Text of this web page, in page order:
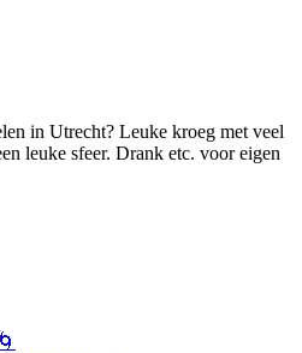
in Utrecht? Leuke kroeg met veel
leuke sfeer. Drank etc. voor eigen